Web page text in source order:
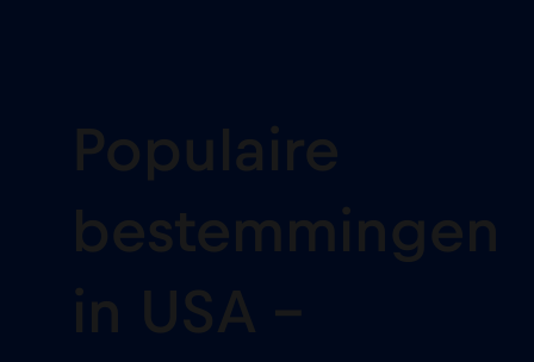
Populaire
bestemmingen
in USA -